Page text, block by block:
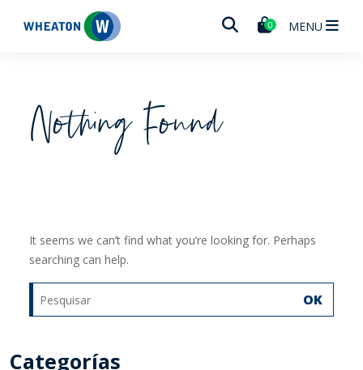
Wheaton 0 MENU
Nothing Found
It seems we can’t find what you’re looking for. Perhaps
searching can help.
OK
Categorías